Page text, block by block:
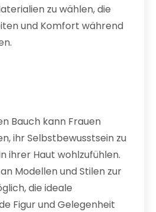
zu wählen, die
und Komfort während
Bauch kann Frauen
ihr Selbstbewusstsein zu
ihrer Haut wohlzufühlen.
Modellen und Stilen zur
die ideale
Figur und Gelegenheit